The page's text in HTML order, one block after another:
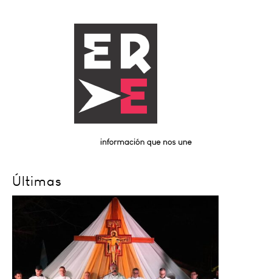
Últimas